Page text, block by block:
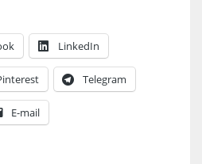
LinkedIn
Telegram
E-mail